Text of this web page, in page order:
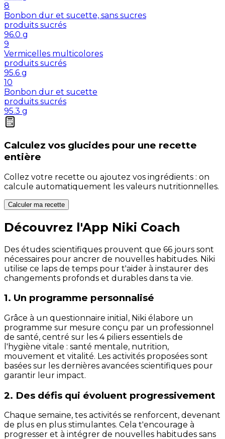
8
Bonbon dur et sucette, sans sucres
produits sucrés
96.0 g
9
Vermicelles multicolores
produits sucrés
95.6 g
10
Bonbon dur et sucette
produits sucrés
95.3 g
Calculez vos glucides pour une recette
entière
Collez votre recette ou ajoutez vos ingrédients : on
calcule automatiquement les valeurs nutritionnelles.
Calculer ma recette
Découvrez l'App Niki Coach
Des études scientifiques prouvent que 66 jours sont
nécessaires pour ancrer de nouvelles habitudes. Niki
utilise ce laps de temps pour t'aider à instaurer des
changements profonds et durables dans ta vie.
1. Un programme personnalisé
Grâce à un questionnaire initial, Niki élabore un
programme sur mesure conçu par un professionnel
de santé, centré sur les 4 piliers essentiels de
l'hygiène vitale : santé mentale, nutrition,
mouvement et vitalité. Les activités proposées sont
basées sur les dernières avancées scientifiques pour
garantir leur impact.
2. Des défis qui évoluent progressivement
Chaque semaine, tes activités se renforcent, devenant
de plus en plus stimulantes. Cela t'encourage à
progresser et à intégrer de nouvelles habitudes sans